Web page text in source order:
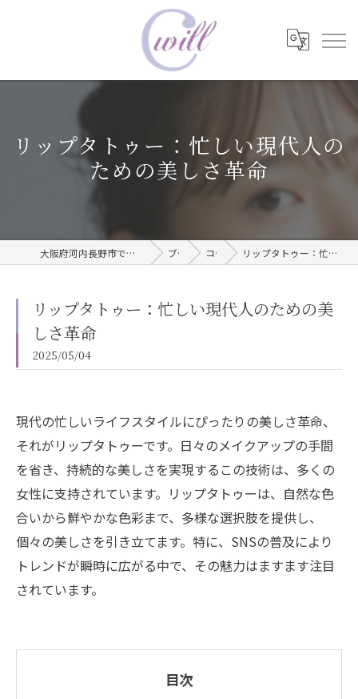
リップタトゥー：忙しい現代人の
ための美しさ革命
大阪府河内長野市で眉毛タトゥーならwill care サロン ブログ コラム リップタトゥー：忙しい現代人のための美しさ革命
リップタトゥー：忙しい現代人のための美
しさ革命
2025/05/04
現代の忙しいライフスタイルにぴったりの美しさ革命、
それがリップタトゥーです。日々のメイクアップの手間
を省き、持続的な美しさを実現するこの技術は、多くの
女性に支持されています。リップタトゥーは、自然な色
合いから鮮やかな色彩まで、多様な選択肢を提供し、
個々の美しさを引き立てます。特に、SNSの普及により
トレンドが瞬時に広がる中で、その魅力はますます注目
されています。
目次